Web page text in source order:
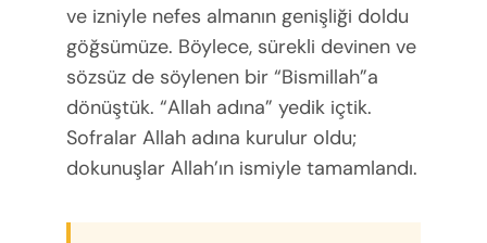
ve izniyle nefes almanın genişliği doldu
göğsümüze. Böylece, sürekli devinen ve
sözsüz de söylenen bir “Bismillah”a
dönüştük. “Allah adına” yedik içtik.
Sofralar Allah adına kurulur oldu;
dokunuşlar Allah’ın ismiyle tamamlandı.